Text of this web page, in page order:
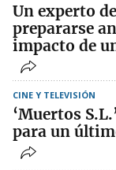
Un experto
prepararse
impacto de
CINE Y TELEVISIÓN
‘Muertos
para un